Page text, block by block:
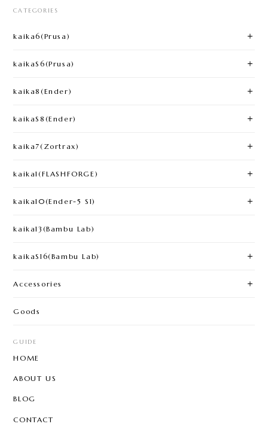
CATEGORIES
kaika6(Prusa)​
kaikaS6(Prusa)
kaika8(Ender)​
kaikaS8(Ender)
kaika7(Zortrax)
kaika1(FLASHFORGE)​
kaika10(Ender-5 S1)
kaika13(Bambu Lab)
kaikaS16(Bambu Lab)
Accessories
Goods
GUIDE
HOME
ABOUT US
BLOG
CONTACT